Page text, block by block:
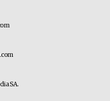
SA.